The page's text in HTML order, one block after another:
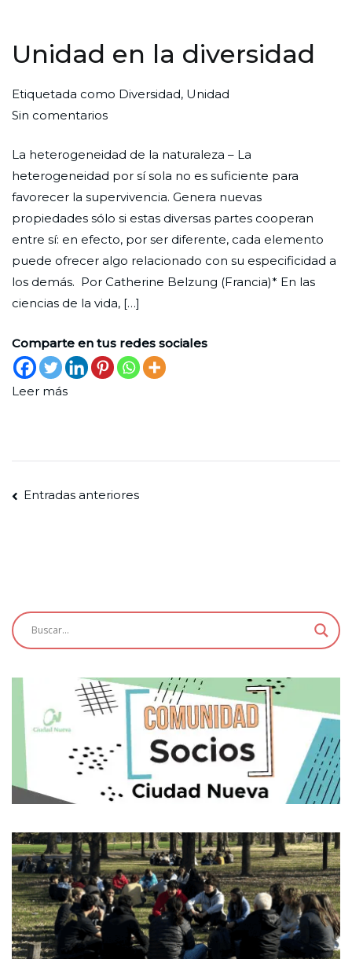
Unidad en la diversidad
Por
Redaccion
Nueva
Publicada
el
de
agosto
de
2023
Publicada
en
Etiquetada como Diversidad, Unidad
Sin comentariosen
en
la
diversidad
La heterogeneidad de la naturaleza – La
heterogeneidad por sí sola no es suficiente para
favorecer la supervivencia. Genera nuevas
propiedades sólo si estas diversas partes cooperan
entre sí: en efecto, por ser diferente, cada elemento
puede ofrecer algo relacionado con su especificidad a
los demás. Por Catherine Belzung (Francia)* En las
ciencias de la vida, […]
Comparte en tus redes sociales
Leer más
Navegación
Entradas anteriores